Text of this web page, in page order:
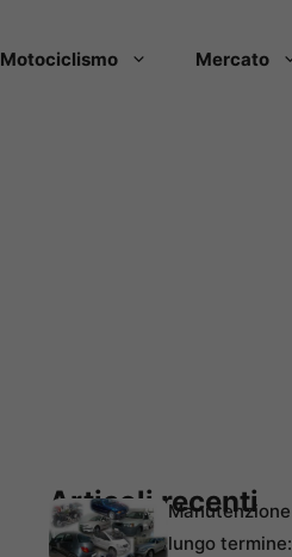
Motociclismo Mercato
Articoli recenti
lungo